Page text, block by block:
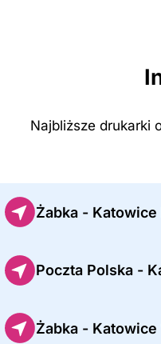
Najbliższe drukarki
Żabka -
Poczta Polska -
Żabka -